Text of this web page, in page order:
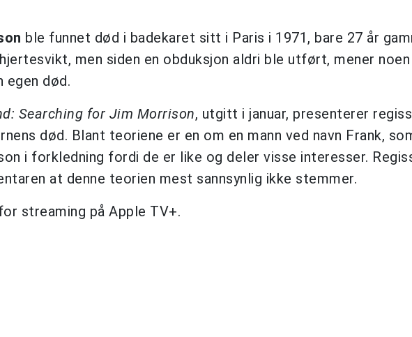
ble funnet død i badekaret sitt i Paris i 1971, bare 27 år
men siden en obduksjon aldri ble utført, mener
død.
Searching for Jim Morrison, utgitt i januar, presenterer
død. Blant teoriene er en om en mann ved navn Frank,
i forkledning fordi de er like og deler visse interesser.
at denne teorien mest sannsynlig ikke stemmer.
streaming på Apple TV+.